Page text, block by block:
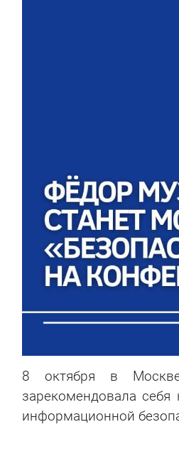
8 октября в
зарекомендовала
информационной